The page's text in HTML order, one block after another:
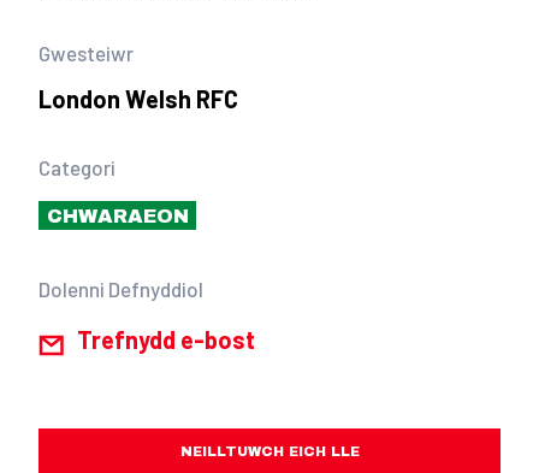
Gwesteiwr
London Welsh RFC
Categori
CHWARAEON
Dolenni Defnyddiol
Trefnydd e-bost
NEILLTUWCH EICH LLE